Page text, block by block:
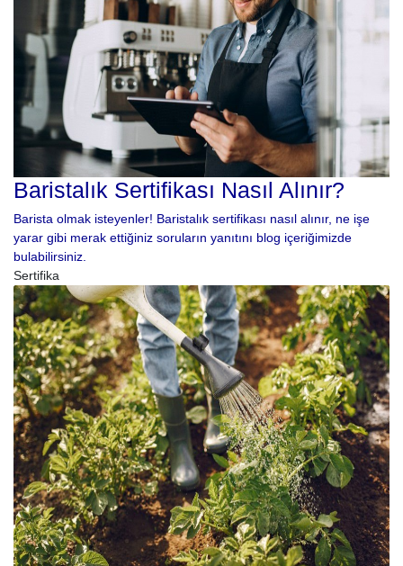
Baristalık Sertifikası Nasıl Alınır?
Barista olmak isteyenler! Baristalık sertifikası nasıl alınır, ne işe
yarar gibi merak ettiğiniz soruların yanıtını blog içeriğimizde
bulabilirsiniz.
Sertifika